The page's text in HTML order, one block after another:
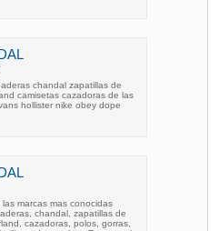
chandal zapatillas de
camisetas cazadoras de las
hollister nike obey dope
marcas mas conocidas
chandal, zapatillas de
cazadoras, polos, gorras,